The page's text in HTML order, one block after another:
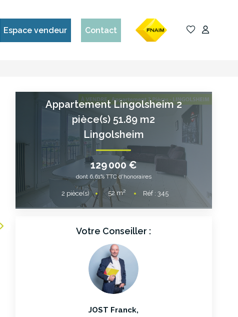
Espace vendeur Contact
Appartement Lingolsheim 2
pièce(s) 51.89 m2
Lingolsheim
129 000 €
dont 6,61% TTC d'honoraires
2 pièce(s) 52m² Réf :345
Votre Conseiller :
JOST Franck,